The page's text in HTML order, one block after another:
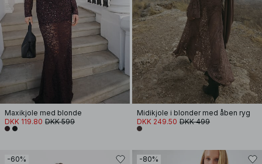
Maxikjole med blonde
DKK 119.80 DKK 599
Midikjole i blonder med åben ryg
DKK 249.50 DKK 499
-60% -80%